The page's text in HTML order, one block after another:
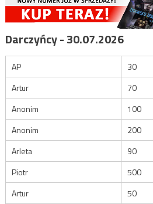
Darczyńcy - 30.07.2026
AP
30
Artur
70
Anonim
100
Anonim
200
Arleta
90
Piotr
500
Artur
50